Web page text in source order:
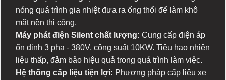
nóng quá trình gia nhiệt đưa ra ống thổi để làm khô
mặt nền thi công.
Máy phát điện Silent chất lượng: Cung cấp điện áp
ổn định 3 pha - 380V, công suất 10KW. Tiêu hao nhiên
liệu thấp, đảm bảo hiệu quả trong quá trình làm việc.
Hệ thống cấp liệu tiện lợi: Phương pháp cấp liệu xe